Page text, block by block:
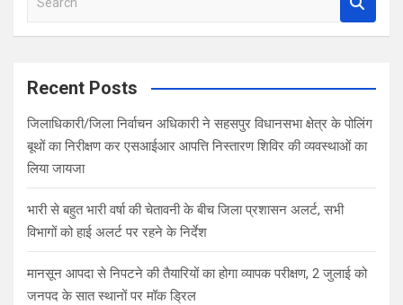
a
c
Recent Posts
जिलाधिकारी/जिला निर्वाचन अधिकारी ने सहसपुर विधानसभा क्षेत्र के पोलिंग
बूथों का निरीक्षण कर एसआईआर आपत्ति निस्तारण शिविर की व्यवस्थाओं का
लिया जायजा
भारी से बहुत भारी वर्षा की चेतावनी के बीच जिला प्रशासन अलर्ट, सभी
विभागों को हाई अलर्ट पर रहने के निर्देश
मानसून आपदा से निपटने की तैयारियों का होगा व्यापक परीक्षण, 2 जुलाई को
जनपद के सात स्थानों पर मॉक ड्रिल